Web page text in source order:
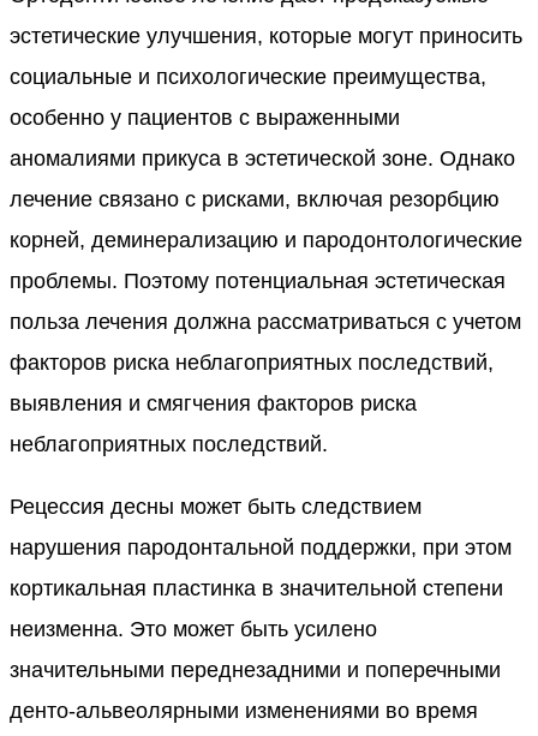
эстетические улучшения, которые могут приносить
социальные и психологические преимущества,
особенно у пациентов с выраженными
аномалиями прикуса в эстетической зоне. Однако
лечение связано с рисками, включая резорбцию
корней, деминерализацию и пародонтологические
проблемы. Поэтому потенциальная эстетическая
польза лечения должна рассматриваться с учетом
факторов риска неблагоприятных последствий,
выявления и смягчения факторов риска
неблагоприятных последствий.
Рецессия десны может быть следствием
нарушения пародонтальной поддержки, при этом
кортикальная пластинка в значительной степени
неизменна. Это может быть усилено
значительными переднезадними и поперечными
денто-альвеолярными изменениями во время